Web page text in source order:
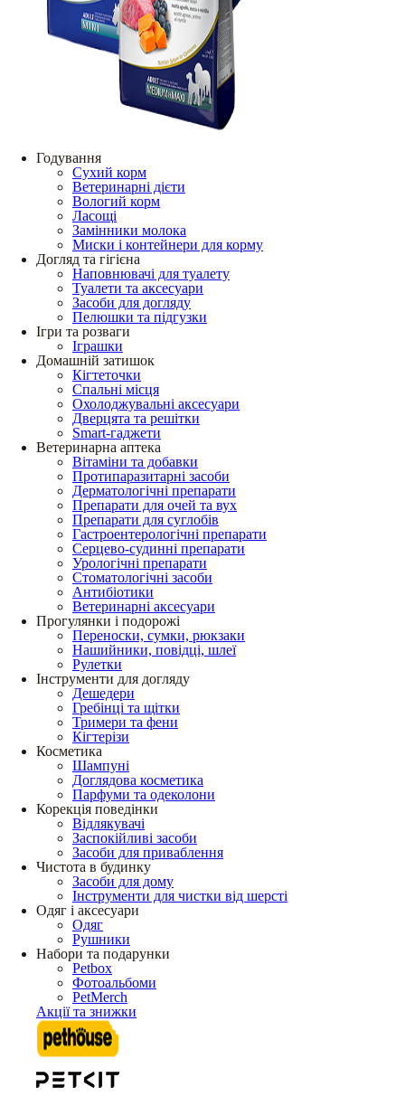
Годування
Сухий корм
Ветеринарні дієти
Вологий корм
Ласощі
Замінники молока
Миски і контейнери для корму
Догляд та гігієна
Наповнювачі для туалету
Туалети та аксесуари
Засоби для догляду
Пелюшки та підгузки
Ігри та розваги
Іграшки
Домашній затишок
Кігтеточки
Спальні місця
Охолоджувальні аксесуари
Дверцята та решітки
Smart-гаджети
Ветеринарна аптека
Вітаміни та добавки
Протипаразитарні засоби
Дерматологічні препарати
Препарати для очей та вух
Препарати для суглобів
Гастроентерологічні препарати
Серцево-судинні препарати
Урологічні препарати
Стоматологічні засоби
Антибіотики
Ветеринарні аксесуари
Прогулянки і подорожі
Переноски, сумки, рюкзаки
Нашийники, повідці, шлеї
Рулетки
Інструменти для догляду
Дешедери
Гребінці та щітки
Тримери та фени
Кігтерізи
Косметика
Шампуні
Доглядова косметика
Парфуми та одеколони
Корекція поведінки
Відлякувачі
Заспокійливі засоби
Засоби для приваблення
Чистота в будинку
Засоби для дому
Інструменти для чистки від шерсті
Одяг і аксесуари
Одяг
Рушники
Набори та подарунки
Petbox
Фотоальбоми
PetMerch
Акції та знижки